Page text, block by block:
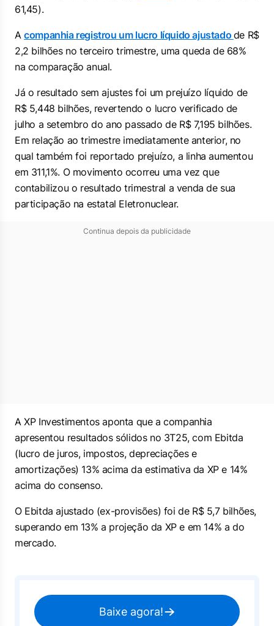
61,45).
Acompanhia registrou um lucro líquido ajustado de R$
2,2 bilhões no terceiro trimestre, uma queda de 68%
na comparação anual.
Já o resultado sem ajustes foi um prejuízo líquido de
R$ 5,448 bilhões, revertendo o lucro verificado de
julho a setembro do ano passado de R$ 7,195 bilhões.
Em relação ao trimestre imediatamente anterior, no
qual também foi reportado prejuízo, a linha aumentou
em 311,1%. O movimento ocorreu uma vez que
contabilizou o resultado trimestral a venda de sua
participação na estatal Eletronuclear.
Continua depois da publicidade
A XP Investimentos aponta que a companhia
apresentou resultados sólidos no 3T25, com Ebitda
(lucro de juros, impostos, depreciações e
amortizações) 13% acima da estimativa da XP e 14%
acima do consenso.
O Ebitda ajustado (ex-provisões) foi de R$ 5,7 bilhões,
superando em 13% a projeção da XP e em 14% a do
mercado.
Baixe agora!